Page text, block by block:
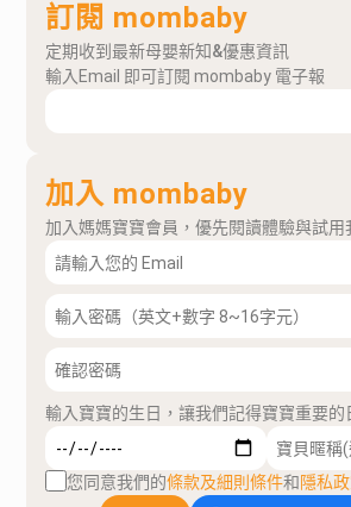
訂閱 mombaby
定期收到最新母嬰新知&優惠資訊
輸入Email 即可訂閱 mombaby 電子報
加入 mombaby
加入媽媽寶寶會員，優先閱讀體驗與試用
輸入寶寶的生日，讓我們記得寶寶重要的
您同意我們的條款及細則條件和隱私